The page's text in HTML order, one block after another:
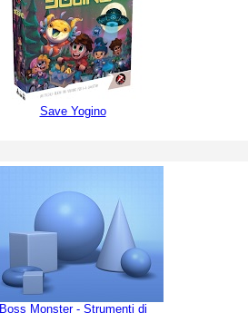
Save Yogino
Boss Monster - Strumenti di